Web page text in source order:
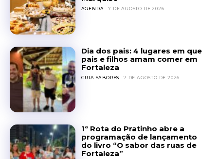
AGENDA 7 DE AGOSTO DE 2026
Dia dos pais: 4 lugares em que
pais e filhos amam comer em
Fortaleza
GUIA SABORES 7 DE AGOSTO DE 2026
1ª Rota do Pratinho abre a
programação de lançamento
do livro “O sabor das ruas de
Fortaleza”